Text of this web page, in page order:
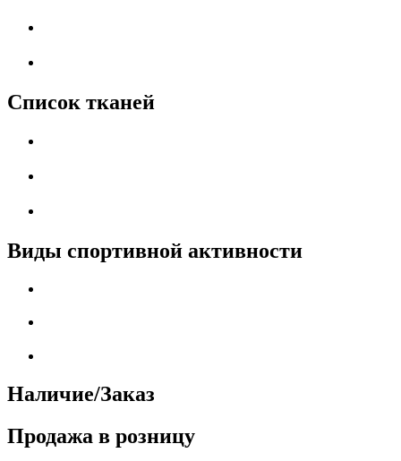
Список тканей
Виды спортивной активности
Наличие/Заказ
Продажа в розницу